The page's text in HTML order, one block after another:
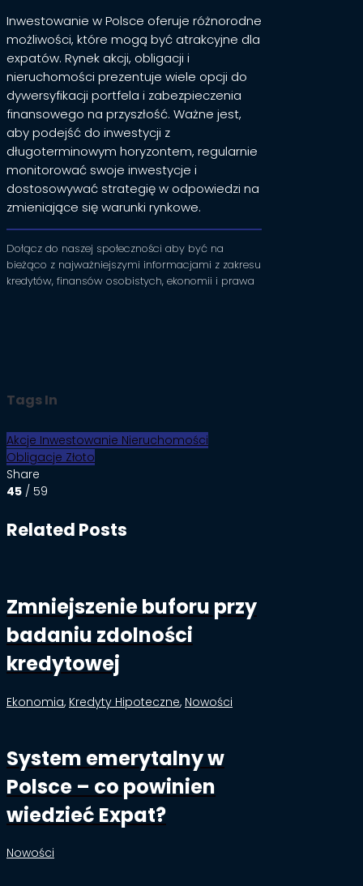
Inwestowanie w Polsce oferuje różnorodne
możliwości, które mogą być atrakcyjne dla
expatów. Rynek akcji, obligacji i
nieruchomości prezentuje wiele opcji do
dywersyfikacji portfela i zabezpieczenia
finansowego na przyszłość. Ważne jest,
aby podejść do inwestycji z
długoterminowym horyzontem, regularnie
monitorować swoje inwestycje i
dostosowywać strategię w odpowiedzi na
zmieniające się warunki rynkowe.
Dołącz do naszej społeczności aby być na
bieżąco z najważniejszymi informacjami z zakresu
kredytów, finansów osobistych, ekonomii i prawa
Tags In
Akcje Inwestowanie Nieruchomości
Obligacje Złoto
Share
45 / 59
Related Posts
Zmniejszenie buforu przy
badaniu zdolności
kredytowej
Ekonomia, Kredyty Hipoteczne, Nowości
System emerytalny w
Polsce – co powinien
wiedzieć Expat?
Nowości